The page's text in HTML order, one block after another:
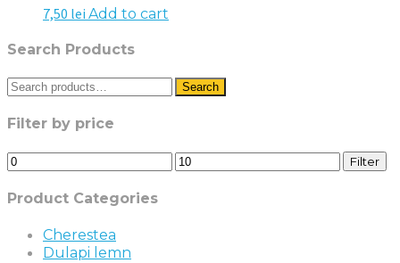
7,50 lei Add to cart
Search Products
Search
Search
Filter by price
Min
price
Max
price
Filter
Product Categories
Cherestea
Dulapi lemn